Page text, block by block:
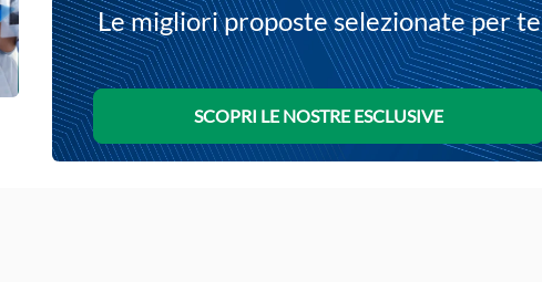
Le migliori proposte selezionate per te
SCOPRI LE NOSTRE ESCLUSIVE